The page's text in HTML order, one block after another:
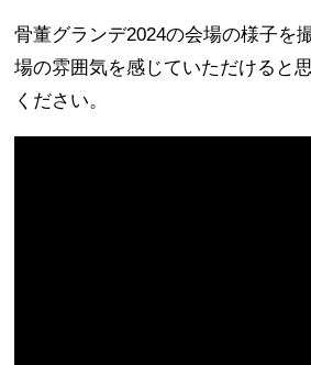
骨董グランデ2024の会場の様子を
場の雰囲気を感じていただけると
ください。